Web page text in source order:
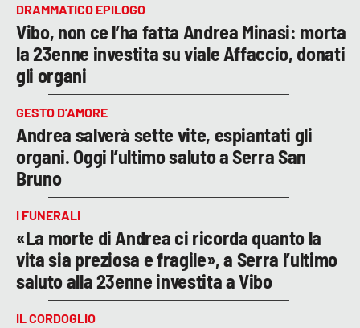
DRAMMATICO EPILOGO
Vibo, non ce l’ha fatta Andrea Minasi: morta
la 23enne investita su viale Affaccio, donati
gli organi
GESTO D’AMORE
Andrea salverà sette vite, espiantati gli
organi. Oggi l’ultimo saluto a Serra San
Bruno
I FUNERALI
«La morte di Andrea ci ricorda quanto la
vita sia preziosa e fragile», a Serra l’ultimo
saluto alla 23enne investita a Vibo
IL CORDOGLIO